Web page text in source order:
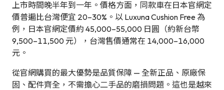
上市時間晚半年到一年。價格方面，同款車在日本官網定
價普遍比台灣便宜 20–30%。以 Luxuna Cushion Free 為
例，日本官網定價約 45,000–55,000 日圓（約新台幣
9,500–11,500 元），台灣售價通常在 14,000–16,000
元。
從官網購買的最大優勢是品質保障 — 全新正品、原廠保
固、配件齊全，不需擔心二手品的磨損問題。這也是越來